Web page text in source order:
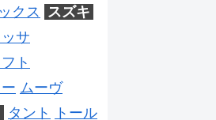
クス
スズキ
サ
ト
ムーヴ
タント トール